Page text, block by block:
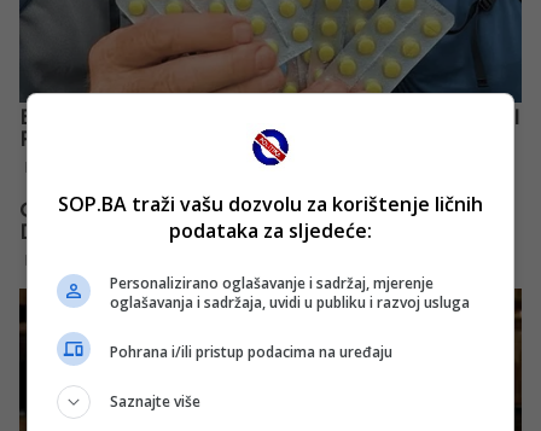
SOP.BA traži vašu dozvolu za korištenje ličnih
podataka za sljedeće:
Personalizirano oglašavanje i sadržaj, mjerenje
oglašavanja i sadržaja, uvidi u publiku i razvoj usluga
Pohrana i/ili pristup podacima na uređaju
Saznajte više